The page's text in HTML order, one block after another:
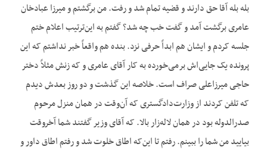
بله بله آقا حق دارند و قضیه تمام شد و رفت. من برگشتم و میرزا عبادخان
عامری برگشت آمد و گفت خب چه شد؟ گفتم به این‌ترتیب اعلام ختم
جلسه کردم و ایشان هم ابداً حرفی نزد. بنده هم واقعاً خبر نداشتم که این
پرونده یک جایی‌اش برمی‌خورده به کار آقای عامری و که زنش مثلاً دختر
حاجی میرزاعلی صراف است. خلاصه این گذشت و دو روز بعدش دیدم
که تلفن کردند از وزارت‌دادگستری که آن‌وقت در همان منزل مرحوم
صدرالدوله بود در همان لاله‌زار بالا. که آقای وزیر گفتند شما آخروقت
بیایید من شما را ببینم. رفتم تا این‌که اطاق خلوت شد و رفتم اطاق داور و